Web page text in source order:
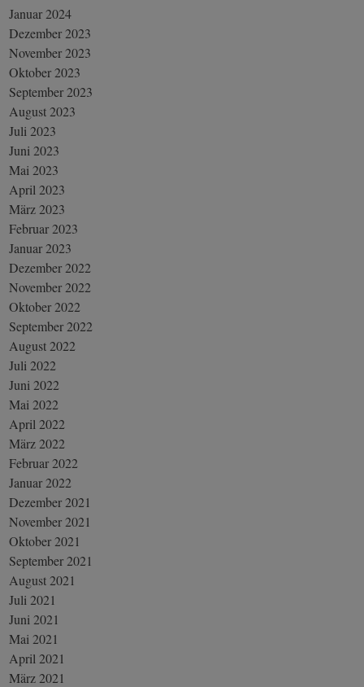
Januar 2024
Dezember 2023
November 2023
Oktober 2023
September 2023
August 2023
Juli 2023
Juni 2023
Mai 2023
April 2023
März 2023
Februar 2023
Januar 2023
Dezember 2022
November 2022
Oktober 2022
September 2022
August 2022
Juli 2022
Juni 2022
Mai 2022
April 2022
März 2022
Februar 2022
Januar 2022
Dezember 2021
November 2021
Oktober 2021
September 2021
August 2021
Juli 2021
Juni 2021
Mai 2021
April 2021
März 2021